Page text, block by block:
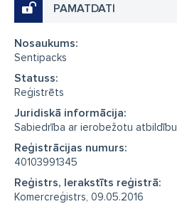
PAMATDATI
Nosaukums:
Sentipacks
Statuss:
Reģistrēts
Juridiskā informācija:
Sabiedrība ar ierobežotu atbildību
Reģistrācijas numurs:
40103991345
Reģistrs, Ierakstīts reģistrā:
Komercreģistrs, 09.05.2016